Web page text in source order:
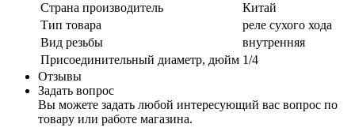
Страна производитель
Китай
Тип товара
реле сухого хода
Вид резьбы
внутренняя
Присоединительный диаметр, дюйм 1/4
Отзывы
Задать вопрос
Вы можете задать любой интересующий вас вопрос по
товару или работе магазина.